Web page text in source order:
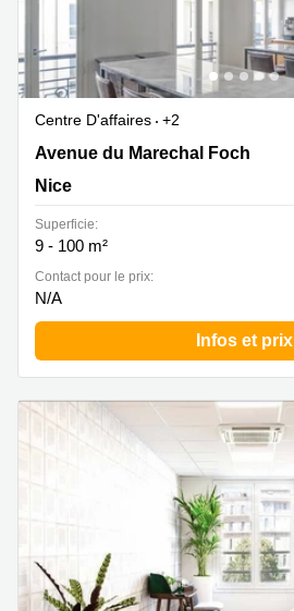
Centre D'affaires
+2
37 Avenue du Marechal Foch , Nice
Avenue du Marechal Foch
Nice
Superficie:
9 - 100 m²
Contact pour le prix:
N/A
Infos et prix